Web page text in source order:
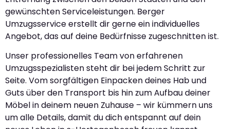
gewünschten Serviceleistungen. Berger
Umzugsservice erstellt dir gerne ein individuelles
Angebot, das auf deine Bedürfnisse zugeschnitten ist.
Unser professionelles Team von erfahrenen
Umzugsspezialisten steht dir bei jedem Schritt zur
Seite. Vom sorgfältigen Einpacken deines Hab und
Guts über den Transport bis hin zum Aufbau deiner
Möbel in deinem neuen Zuhause – wir kümmern uns
um alle Details, damit du dich entspannt auf dein